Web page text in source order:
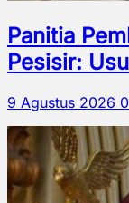
Panitia
Pesisir:
9 Agustus 2026